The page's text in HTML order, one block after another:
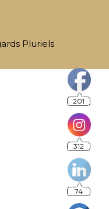
Pluriels
201
312
74